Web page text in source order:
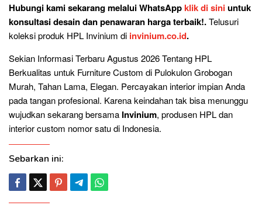
Hubungi kami sekarang melalui WhatsAppklik di siniuntuk
konsultasi desain dan penawaran harga terbaik!.Telusuri
koleksi produk HPL Invinium di invinium.co.id.
Sekian Informasi Terbaru Agustus 2026 Tentang HPL
Berkualitas untuk Furniture Custom di Pulokulon Grobogan
Murah, Tahan Lama, Elegan. Percayakan interior impian Anda
pada tangan profesional. Karena keindahan tak bisa menunggu
wujudkan sekarang bersama Invinium, produsen HPL dan
interior custom nomor satu di Indonesia.
Sebarkan ini: